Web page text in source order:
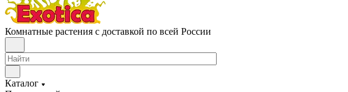
Комнатные растения с доставкой по всей России
Каталог